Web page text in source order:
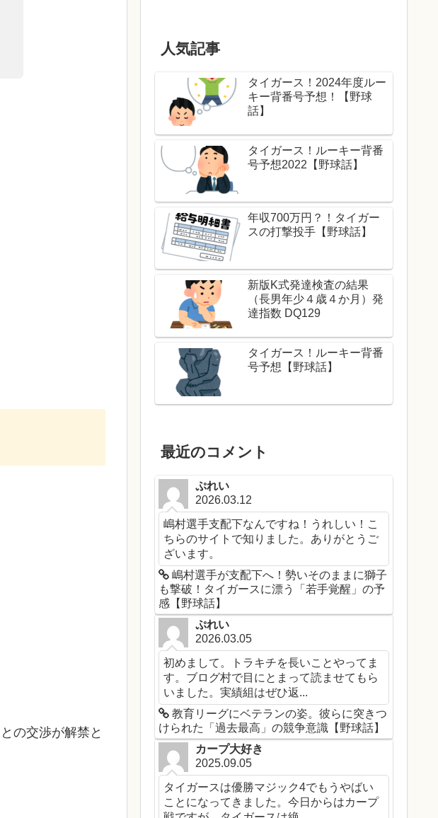
の交渉が解禁と
人気記事
タイガース！2024年度ルー
キー背番号予想！【野球
話】
タイガース！ルーキー背番
号予想2022【野球話】
年収700万円？！タイガー
スの打撃投手【野球話】
新版K式発達検査の結果
（長男年少４歳４か月）発
達指数 DQ129
タイガース！ルーキー背番
号予想【野球話】
最近のコメント
ぷれい
2026.03.12
嶋村選手支配下なんですね！うれしい！こ
ちらのサイトで知りました。ありがとうご
ざいます。
嶋村選手が支配下へ！勢いそのままに獅子
も撃破！タイガースに漂う「若手覚醒」の予
感【野球話】
ぷれい
2026.03.05
初めまして。トラキチを長いことやってま
す。ブログ村で目にとまって読ませてもら
いました。実績組はぜひ返...
教育リーグにベテランの姿。彼らに突きつ
けられた「過去最高」の競争意識【野球話】
カープ大好き
2025.09.05
タイガースは優勝マジック4でもうやばい
ことになってきました。今日からはカープ